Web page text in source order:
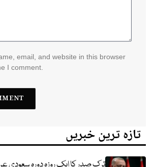
email, and website in this browser
I comment.
تازہ ترین خبریں